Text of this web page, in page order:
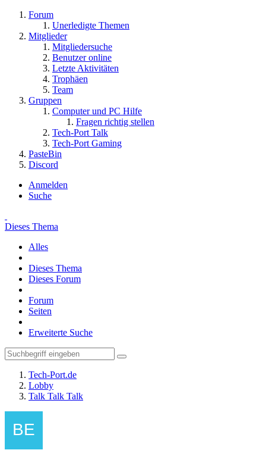
Forum
Unerledigte Themen
Mitglieder
Mitgliedersuche
Benutzer online
Letzte Aktivitäten
Trophäen
Team
Gruppen
Computer und PC Hilfe
Fragen richtig stellen
Tech-Port Talk
Tech-Port Gaming
PasteBin
Discord
Anmelden
Suche
Dieses Thema
Alles
Dieses Thema
Dieses Forum
Forum
Seiten
Erweiterte Suche
Tech-Port.de
Lobby
Talk Talk Talk